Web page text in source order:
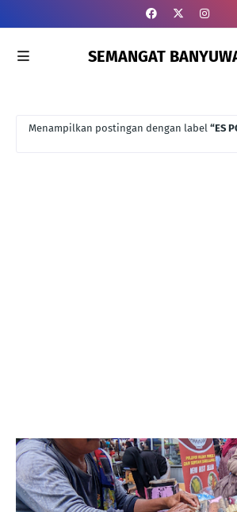
SEMANGAT
Menampilkan postingan dengan label ES